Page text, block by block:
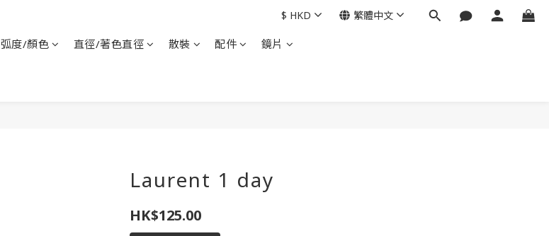
弧度/顏色 直徑/著色直徑 散裝 配件 鏡片
$ HKD 繁體中文
Laurent 1 day
HK$125.00